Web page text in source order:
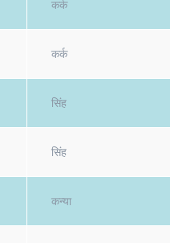
कर्क
कर्क
सिंह
सिंह
कन्या